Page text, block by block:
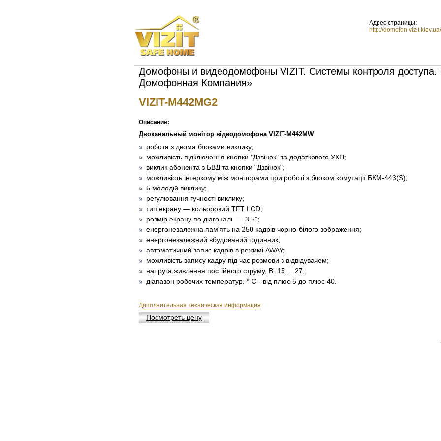
Адрес страницы:
http://domofon-
Домофоны и видеодомофоны VIZIT. Системы контроля
Домофонная Компания»
VIZIT-M442MG2
Описание:
Двоканальный монітор відеодомофона VIZIT-M442MW
робота з двома блоками виклику;
можливість підключення кнопки "Дзвінок" та додаткового УКП;
виклик абонента з БВД та кнопки "Дзвінок";
можливість інтеркому між моніторами при роботі з блоком комутації БКМ-443(S);
5 мелодій виклику;
регулювання гучності виклику;
тип екрану — кольоровий TFT LCD;
розмір екрану по діагоналі — 3.5”;
енергонезалежна пам'ять на 250 кадрів чорно-білого зображення;
енергонезалежний вбудований годинник;
автоматичний запис кадрів в режимі AWAY;
можливість запису кадру під час розмови з відвідувачем;
напруга живлення постійного струму, В: 15 ... 27;
діапазон робочих температур, ° С - від плюс 5 до плюс 40.
Дополнительная техническая информация
Посмотреть цену